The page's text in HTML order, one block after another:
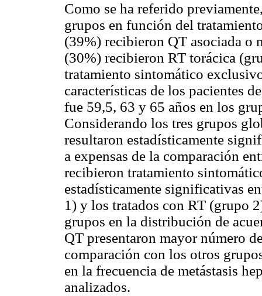
Como se ha referido
grupos en función del
(39%) recibieron QT asociada o
(30%) recibieron RT torácica
tratamiento sintomático
características de los pacientes
fue 59,5, 63 y 65 años en los
Considerando los tres grupos
resultaron estadísticamente
a expensas de la comparación
recibieron tratamiento
estadísticamente significativas
1) y los tratados con RT (grupo
grupos en la distribución de
QT presentaron mayor número
comparación con los otros
en la frecuencia de metástasis
analizados.